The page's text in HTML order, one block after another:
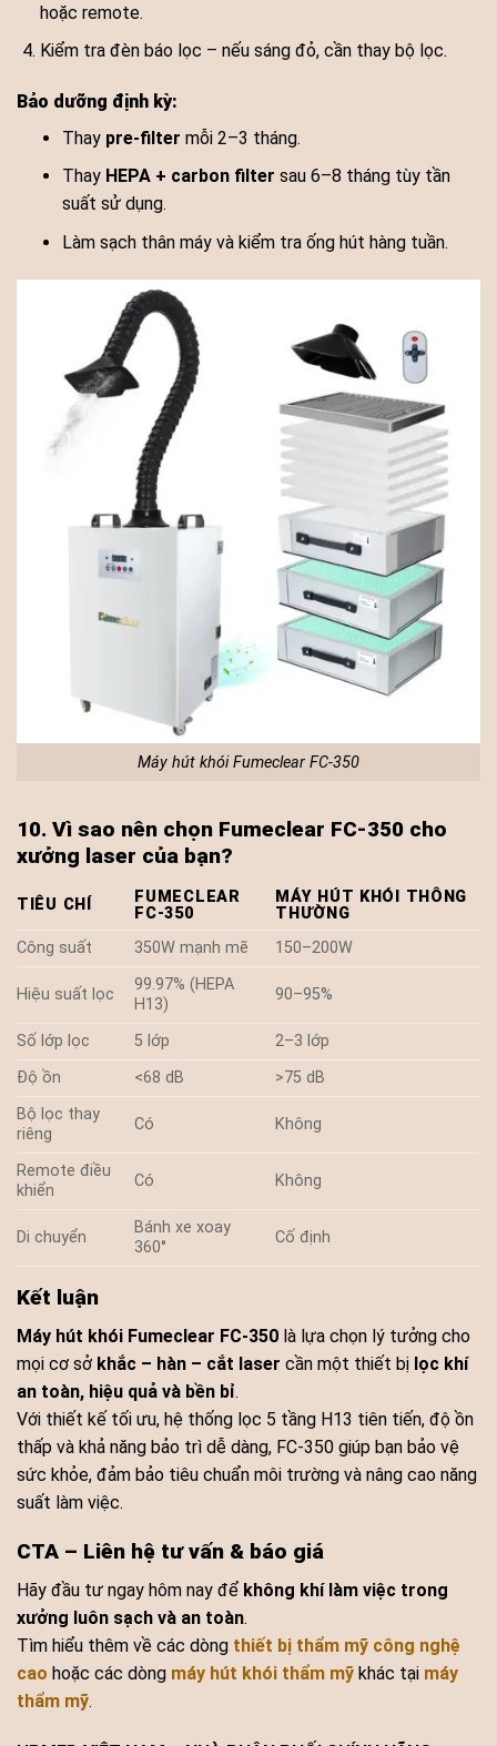
hoặc remote.
Kiểm tra đèn báo lọc – nếu sáng đỏ, cần thay bộ lọc.
Bảo dưỡng định kỳ:
Thay pre-filter mỗi 2–3 tháng.
Thay HEPA + carbon filter sau 6–8 tháng tùy tần
suất sử dụng.
Làm sạch thân máy và kiểm tra ống hút hàng tuần.
Máy hút khói Fumeclear FC-350
10. Vì sao nên chọn Fumeclear FC-350 cho
xưởng laser của bạn?
TIÊU CHÍ
FUMECLEAR
FC-350
MÁY HÚT KHÓI THÔNG
THƯỜNG
Công suất
350W mạnh mẽ 150–200W
Hiệu suất lọc
99.97% (HEPA
H13)
90–95%
Số lớp lọc 5 lớp
2–3 lớp
Độ ồn
<68 dB
>75 dB
Bộ lọc thay
riêng
Có Không
Remote điều
khiển
Có Không
Di chuyển
Bánh xe xoay
360°
Cố định
Kết luận
Máy hút khói Fumeclear FC-350 là lựa chọn lý tưởng cho
mọi cơ sở khắc – hàn – cắt laser cần một thiết bị lọc khí
an toàn, hiệu quả và bền bỉ.
Với thiết kế tối ưu, hệ thống lọc 5 tầng H13 tiên tiến, độ ồn
thấp và khả năng bảo trì dễ dàng, FC-350 giúp bạn bảo vệ
sức khỏe, đảm bảo tiêu chuẩn môi trường và nâng cao năng
suất làm việc.
CTA – Liên hệ tư vấn & báo giá
Hãy đầu tư ngay hôm nay để không khí làm việc trong
xưởng luôn sạch và an toàn.
Tìm hiểu thêm về các dòng thiết bị thẩm mỹ công nghệ
cao hoặc các dòng máy hút khói thẩm mỹ khác tại máy
thẩm mỹ.